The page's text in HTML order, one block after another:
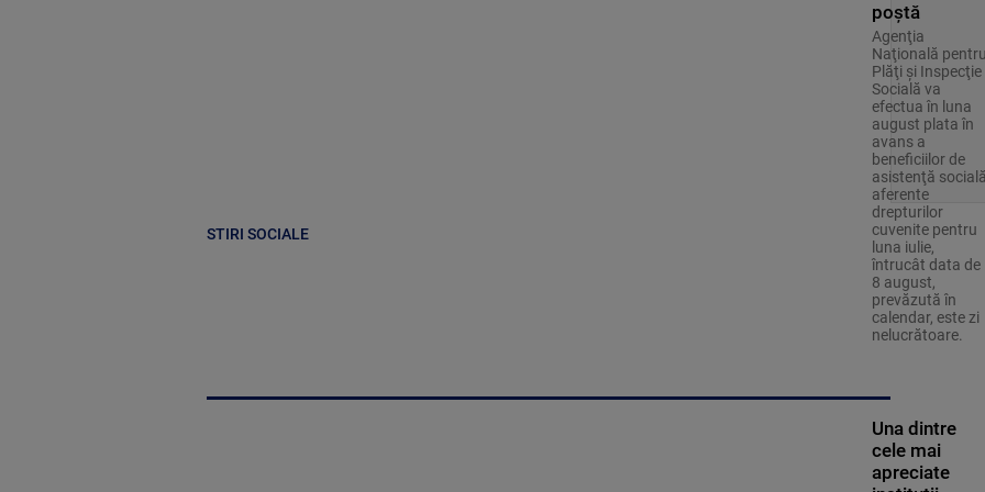
STIRI SOCIALE
poștă
Agenţia
Naţională
Plăţi şi Inspecţie
Socială va
efectua în luna
august plata în
avans a
beneficiilor de
asistenţă
aferente
drepturilor
cuvenite pentru
luna iulie,
întrucât data de
8 august,
prevăzută în
calendar, este zi
nelucrătoare.
Una dintre
cele mai
apreciate